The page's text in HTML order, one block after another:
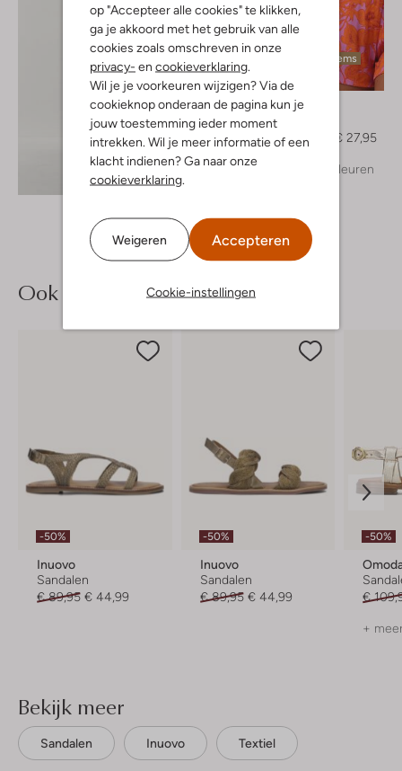
op "Accepteer alle cookies" te klikken,
ga je akkoord met het gebruik van alle
cookies zoals omschreven in onze
privacy- en cookieverklaring.
Wil je je voorkeuren wijzigen? Via de
cookieknop onderaan de pagina kun je
jouw toestemming ieder moment
intrekken. Wil je meer informatie of een
klacht indienen? Ga naar onze
cookieverklaring.
Weigeren Accepteren
Cookie-instellingen
Ontdek de look
Laatste items
Ydence
€ 34,95
€ 27,95
+ meer kleuren
Ook iets voor jou?
-50%
Inuovo
Sandalen
€ 89,95 € 44,99
-50%
Inuovo
Sandalen
€ 89,95 € 44,99
-50%
€
+
Bekijk meer
Sandalen Inuovo Textiel